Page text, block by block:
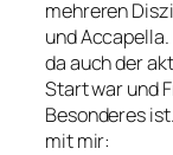
mehreren
und
da auch der
Start war und
Besonderes
mit mir: